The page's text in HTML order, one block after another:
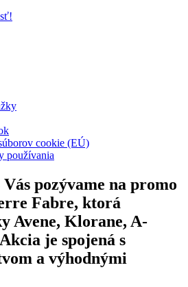
cookie (EÚ)
používania
pozývame na promo
Fabre, ktorá
Avene, Klorane, A-
je spojená s
a výhodnými